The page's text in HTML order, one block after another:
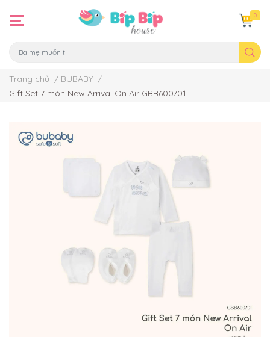
0
Trang chủ / BUBABY /
Gift Set 7 món New Arrival On Air GBB600701